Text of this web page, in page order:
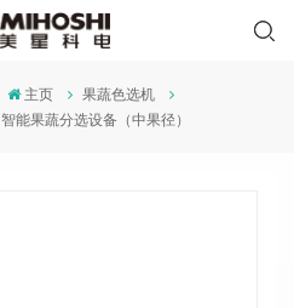
主页
果蔬色选机
智能果蔬分选设备（中果径）